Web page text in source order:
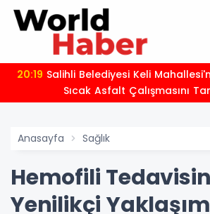
20:19
Sıcak Asfalt Çalışmasını
Anasayfa Sağlık
Hemofili
Yenilikçi